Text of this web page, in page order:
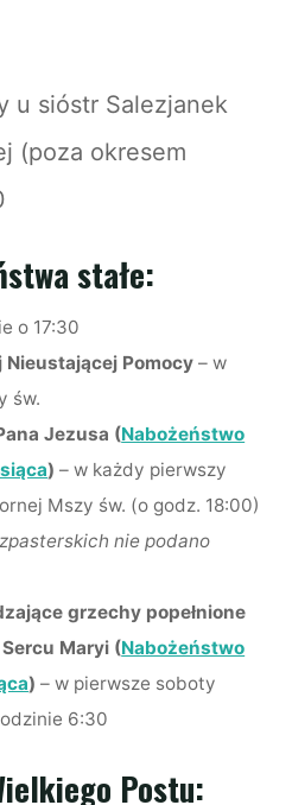
u sióstr Salezjanek
(poza okresem
stałe:
o 17:30
Nieustającej Pomocy – w
św.
Jezusa (Nabożeństwo
) – w każdy pierwszy
Mszy św. (o godz. 18:00)
nie podano
grzechy popełnione
Maryi (Nabożeństwo
) – w pierwsze soboty
6:30
Postu: